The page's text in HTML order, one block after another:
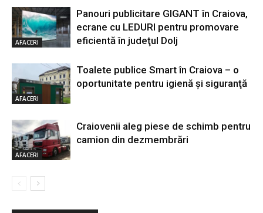
AFACERI
Panouri publicitare GIGANT în Craiova,
ecrane cu LEDURI pentru promovare
eficientă în judeţul Dolj
AFACERI
Toalete publice Smart în Craiova – o
oportunitate pentru igienă şi siguranţă
AFACERI
Craiovenii aleg piese de schimb pentru
camion din dezmembrări